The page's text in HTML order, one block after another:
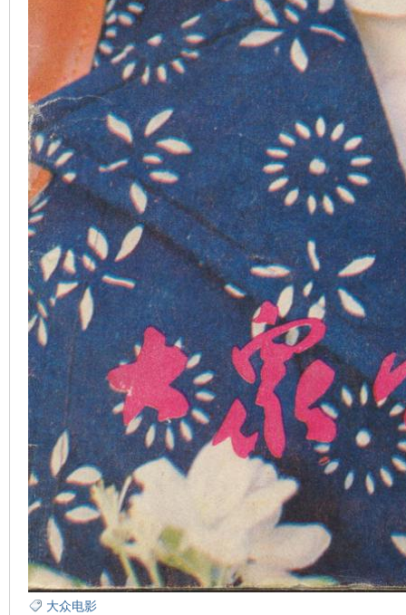
大众电影